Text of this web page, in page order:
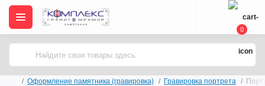
0
Оформление памятника (гравировка) Гравировка портрета